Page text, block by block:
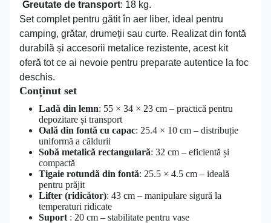
Greutate de transport: 18 kg.
Set complet pentru gătit în aer liber, ideal pentru
camping, grătar, drumeții sau curte. Realizat din fontă
durabilă și accesorii metalice rezistente, acest kit
oferă tot ce ai nevoie pentru preparate autentice la foc
deschis.
Conținut set
Ladă din lemn: 55 × 34 × 23 cm – practică pentru
depozitare și transport
Oală din fontă cu capac: 25.4 × 10 cm – distribuție
uniformă a căldurii
Sobă metalică rectangulară: 32 cm – eficientă și
compactă
Tigaie rotundă din fontă: 25.5 × 4.5 cm – ideală
pentru prăjit
Lifter (ridicător): 43 cm – manipulare sigură la
temperaturi ridicate
Suport : 20 cm – stabilitate pentru vase